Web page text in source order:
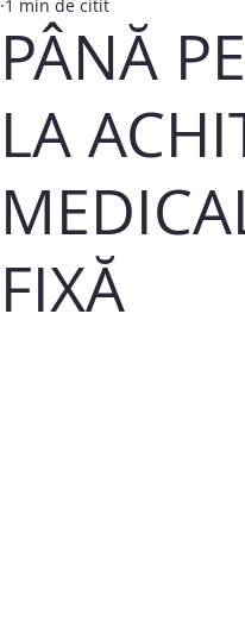
PÂNĂ
LA
FIXĂ
1 min de citit